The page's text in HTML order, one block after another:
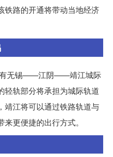
铁路的开通将带动当地经济
有无锡——江阴——靖江城际
轻轨部分将承担为城际轨道
靖江将可以通过铁路轨道与
更便捷的出行方式。